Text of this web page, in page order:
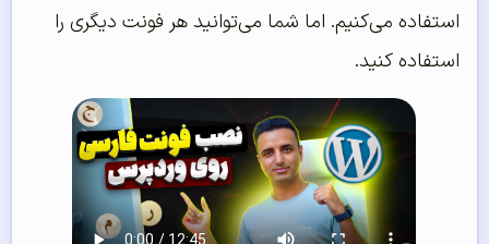
استفاده می‌کنیم. اما شما می‌توانید هر فونت دیگری را
استفاده کنید.